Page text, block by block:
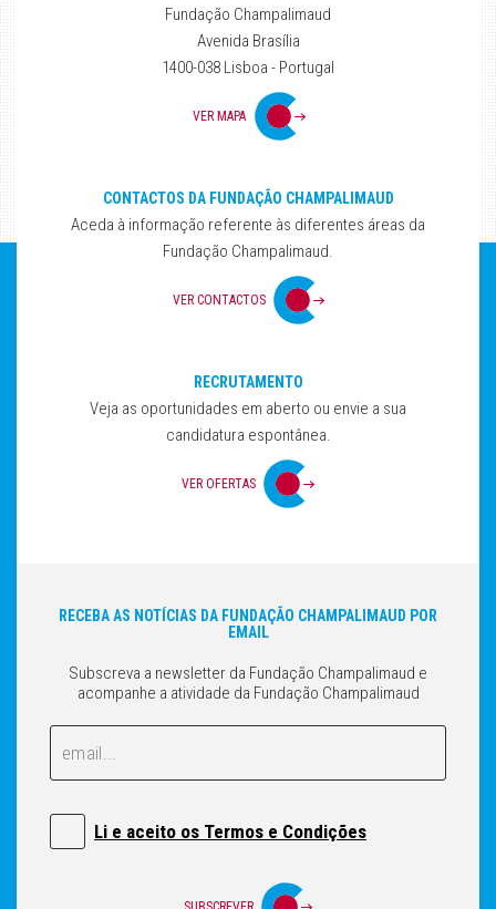
Fundação Champalimaud
Avenida Brasília
1400-038 Lisboa - Portugal
VER MAPA
CONTACTOS DA FUNDAÇÃO CHAMPALIMAUD
Aceda à informação referente às diferentes áreas da
Fundação Champalimaud.
VER CONTACTOS
RECRUTAMENTO
Veja as oportunidades em aberto ou envie a sua
candidatura espontânea.
VER OFERTAS
RECEBA AS NOTÍCIAS DA FUNDAÇÃO CHAMPALIMAUD POR
EMAIL
Subscreva a newsletter da Fundação Champalimaud e
acompanhe a atividade da Fundação Champalimaud
Email
Li e aceito os Termos e Condições